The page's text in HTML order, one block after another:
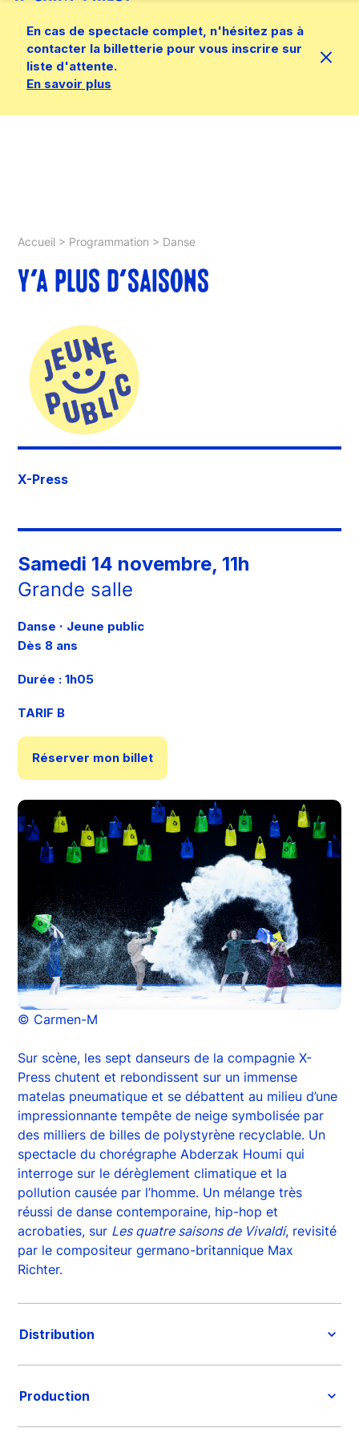
En cas de spectacle complet, n'hésitez pas à
contacter la billetterie pour vous inscrire sur
liste d'attente.
En savoir plus
Accueil > Programmation > Danse
Y’A PLUS D’SAISONS
X-Press
Samedi 14 novembre, 11h
Grande salle
Danse · Jeune public
Dès 8 ans
Durée : 1h05
TARIF B
Réserver mon billet
© Carmen-M
Sur scène, les sept danseurs de la compagnie X-
Press chutent et rebondissent sur un immense
matelas pneumatique et se débattent au milieu d’une
impressionnante tempête de neige symbolisée par
des milliers de billes de polystyrène recyclable. Un
spectacle du chorégraphe Abderzak Houmi qui
interroge sur le dérèglement climatique et la
pollution causée par l’homme. Un mélange très
réussi de danse contemporaine, hip-hop et
acrobaties, sur Les quatre saisons de Vivaldi, revisité
par le compositeur germano-britannique Max
Richter.
Distribution
Production